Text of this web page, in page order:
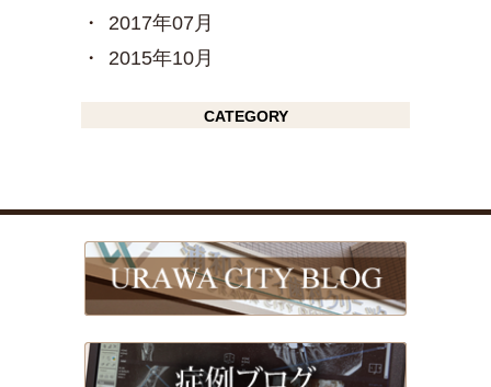
2017年07月
2015年10月
CATEGORY